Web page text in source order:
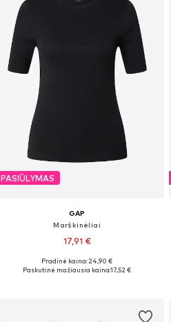
PASIŪLYMAS
GAP
Marškinėliai
17,91 €
+2
Galimi dydžiai: XS, S, M, L
Pradinė kaina: 24,90 €
Paskutinė mažiausia kaina:17,52 €